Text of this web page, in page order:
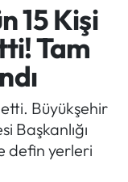
15 Kişi
Tam
Büyükşehir
Başkanlığı
defin yerleri